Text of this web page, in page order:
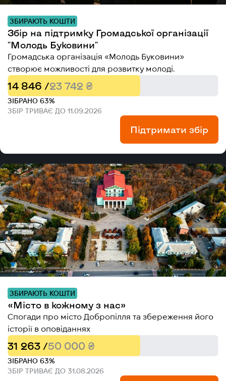
ЗБИРАЮТЬ КОШТИ
Збір на підтримку Громадської організації
"Молодь Буковини"
Громадська організація «Молодь Буковини»
створює можливості для розвитку молоді.
14 846 /23 742 ₴
ЗІБРАНО 63%
ЗБІР ТРИВАЄ ДО 11.09.2026
Підтримати збір
ЗБИРАЮТЬ КОШТИ
«Місто в кожному з нас»
Спогади про місто Добропілля та збереження його
історії в оповіданнях
31 263 /50 000 ₴
ЗІБРАНО 63%
ЗБІР ТРИВАЄ ДО 31.08.2026